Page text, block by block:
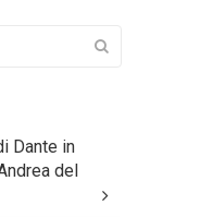
Dante in
del